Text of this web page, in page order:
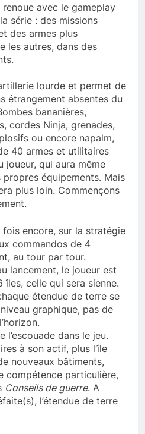
renoue avec le gameplay
série : des missions
des armes plus
les autres, dans des
lourde et permet de
étrangement absentes du
bananières,
cordes Ninja, grenades,
ou encore napalm,
40 armes et utilitaires
joueur, qui aura même
propres équipements. Mais
plus loin. Commençons
encore, sur la stratégie
commandos de 4
au tour par tour.
lancement, le joueur est
celle qui sera sienne.
étendue de terre se
graphique, pas de
l’escouade dans le jeu.
à son actif, plus l’île
nouveaux bâtiments,
compétence particulière,
Conseils de guerre. A
l’étendue de terre